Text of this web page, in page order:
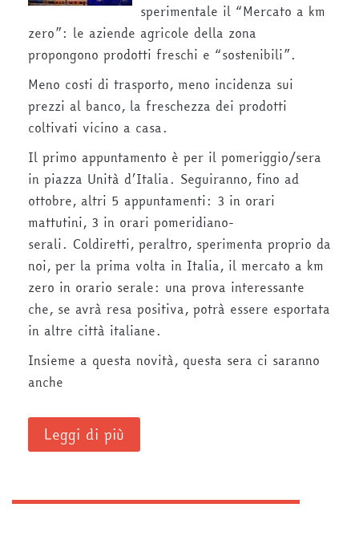
sperimentale il “Mercato a km
zero”: le aziende agricole della zona
propongono prodotti freschi e “sostenibili”.
Meno costi di trasporto, meno incidenza sui
prezzi al banco, la freschezza dei prodotti
coltivati vicino a casa.
Il primo appuntamento è per il pomeriggio/sera
in piazza Unità d’Italia. Seguiranno, fino ad
ottobre, altri 5 appuntamenti: 3 in orari
mattutini, 3 in orari pomeridiano-
serali. Coldiretti, peraltro, sperimenta proprio da
noi, per la prima volta in Italia, il mercato a km
zero in orario serale: una prova interessante
che, se avrà resa positiva, potrà essere esportata
in altre città italiane.
Insieme a questa novità, questa sera ci saranno
anche
Leggi di più